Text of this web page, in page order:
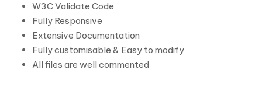
W3C Validate Code
Fully Responsive
Extensive Documentation
Fully customisable & Easy to modify
All files are well commented